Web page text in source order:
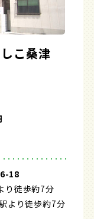
こ桑津
18
り徒歩約7分
より徒歩約7分